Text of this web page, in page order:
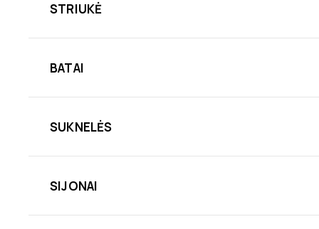
STRIUKĖ
BATAI
SUKNELĖS
SIJONAI